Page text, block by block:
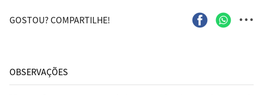
GOSTOU? COMPARTILHE! ...
OBSERVAÇÕES